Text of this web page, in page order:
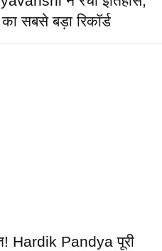
सबसे बड़ा रिकॉर्ड
Hardik Pandya पूरी